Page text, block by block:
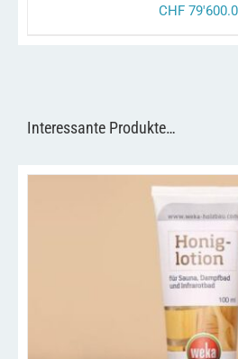
CHF
Interessante Produkte…
IN DEN WARENKORB /